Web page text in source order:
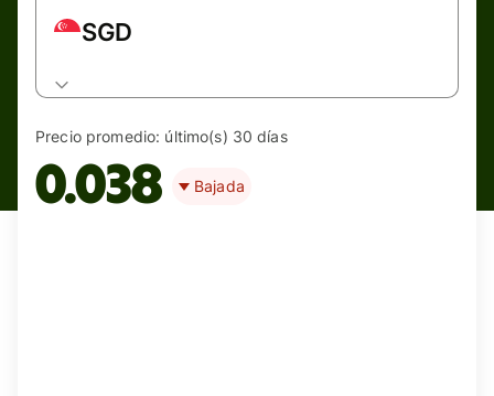
SGD
Precio promedio: último(s) 30 días
0.038 Bajada